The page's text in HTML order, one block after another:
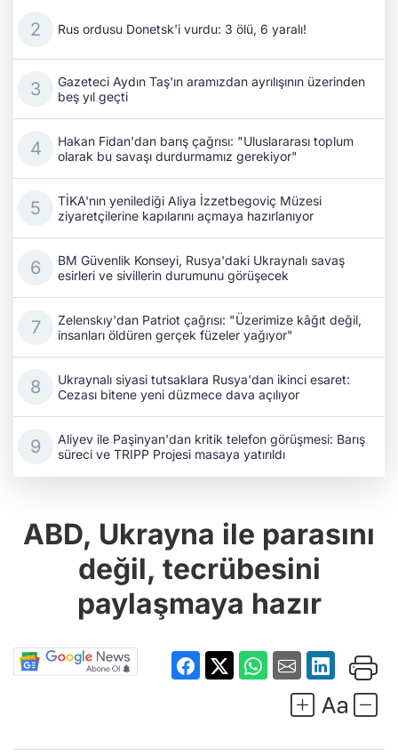
Rus ordusu Donetsk'i vurdu: 3 ölü, 6 yaralı!
Gazeteci Aydın Taş'ın aramızdan ayrılışının üzerinden
beş yıl geçti
Hakan Fidan'dan barış çağrısı: "Uluslararası toplum
olarak bu savaşı durdurmamız gerekiyor"
TİKA'nın yenilediği Aliya İzzetbegoviç Müzesi
ziyaretçilerine kapılarını açmaya hazırlanıyor
BM Güvenlik Konseyi, Rusya'daki Ukraynalı savaş
esirleri ve sivillerin durumunu görüşecek
Zelenskıy'dan Patriot çağrısı: "Üzerimize kâğıt değil,
insanları öldüren gerçek füzeler yağıyor"
Ukraynalı siyasi tutsaklara Rusya'dan ikinci esaret:
Cezası bitene yeni düzmece dava açılıyor
Aliyev ile Paşinyan'dan kritik telefon görüşmesi: Barış
süreci ve TRIPP Projesi masaya yatırıldı
ABD, Ukrayna ile parasını
değil, tecrübesini
paylaşmaya hazır